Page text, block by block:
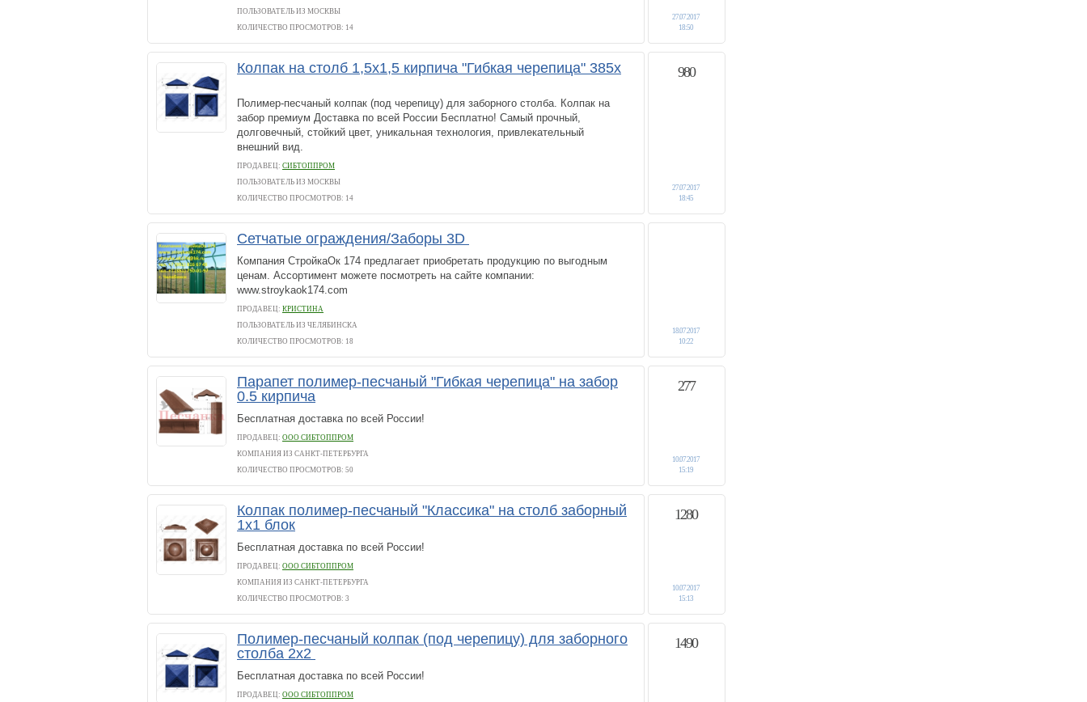
ПОЛЬЗОВАТЕЛЬ ИЗ МОСКВЫ
КОЛИЧЕСТВО ПРОСМОТРОВ: 14
27.07.2017
18:50
Колпак на столб 1,5х1,5 кирпича "Гибкая черепица" 385х
Полимер-песчаный колпак (под черепицу) для заборного столба. Колпак на
забор премиум Доставка по всей России Бесплатно! Самый прочный,
долговечный, стойкий цвет, уникальная технология, привлекательный
внешний вид.
ПРОДАВЕЦ: СИБТОППРОМ
ПОЛЬЗОВАТЕЛЬ ИЗ МОСКВЫ
КОЛИЧЕСТВО ПРОСМОТРОВ: 14
980
27.07.2017
18:45
Сетчатые ограждения/Заборы 3D
Компания СтройкаОк 174 предлагает приобретать продукцию по выгодным
ценам. Ассортимент можете посмотреть на сайте компании:
www.stroykaok174.com
ПРОДАВЕЦ: КРИСТИНА
ПОЛЬЗОВАТЕЛЬ ИЗ ЧЕЛЯБИНСКА
КОЛИЧЕСТВО ПРОСМОТРОВ: 18
18.07.2017
10:22
Парапет полимер-песчаный "Гибкая черепица" на забор
0.5 кирпича
Бесплатная доставка по всей России!
ПРОДАВЕЦ: ООО СИБТОППРОМ
КОМПАНИЯ ИЗ САНКТ-ПЕТЕРБУРГА
КОЛИЧЕСТВО ПРОСМОТРОВ: 50
277
10.07.2017
15:19
Колпак полимер-песчаный "Классика" на столб заборный
1х1 блок
Бесплатная доставка по всей России!
ПРОДАВЕЦ: ООО СИБТОППРОМ
КОМПАНИЯ ИЗ САНКТ-ПЕТЕРБУРГА
КОЛИЧЕСТВО ПРОСМОТРОВ: 3
1280
10.07.2017
15:13
Полимер-песчаный колпак (под черепицу) для заборного
столба 2х2
Бесплатная доставка по всей России!
ПРОДАВЕЦ: ООО СИБТОППРОМ
1490